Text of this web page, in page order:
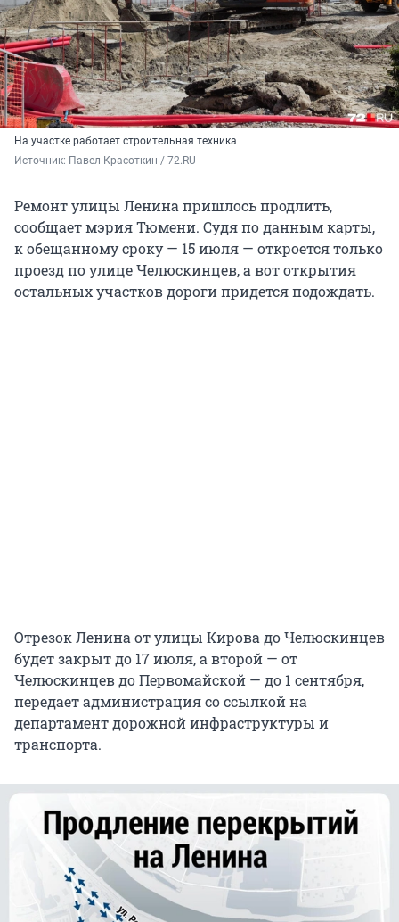
На участке работает строительная техника
Источник: Павел Красоткин / 72.RU
Ремонт улицы Ленина пришлось продлить,
сообщает мэрия Тюмени. Судя по данным карты,
к обещанному сроку — 15 июля — откроется только
проезд по улице Челюскинцев, а вот открытия
остальных участков дороги придется подождать.
Отрезок Ленина от улицы Кирова до Челюскинцев
будет закрыт до 17 июля, а второй — от
Челюскинцев до Первомайской — до 1 сентября,
передает администрация со ссылкой на
департамент дорожной инфраструктуры и
транспорта.